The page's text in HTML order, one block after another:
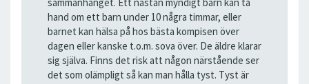
hand om ett barn under 10 några timmar, eller
barnet kan hälsa på hos bästa kompisen över
dagen eller kanske t.o.m. sova över. De äldre klarar
sig själva. Finns det risk att någon närstående ser
det som olämpligt så kan man hålla tyst. Tyst är